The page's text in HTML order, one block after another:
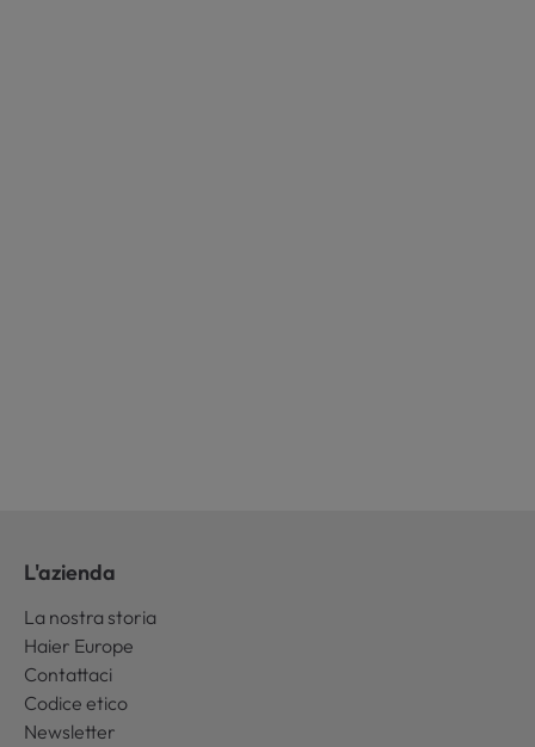
L'azienda
La nostra storia
Haier Europe
Contattaci
Codice etico
Newsletter